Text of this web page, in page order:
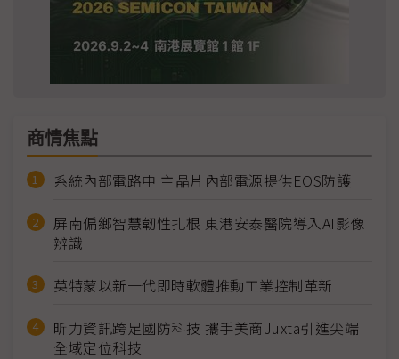
商情焦點
系統內部電路中 主晶片內部電源提供EOS防護
屏南偏鄉智慧韌性扎根 東港安泰醫院導入AI影像
辨識
英特蒙以新一代即時軟體推動工業控制革新
昕力資訊跨足國防科技 攜手美商Juxta引進尖端
全域定位科技